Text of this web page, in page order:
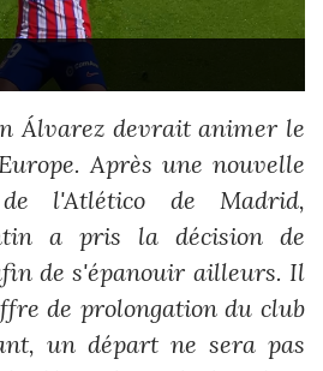
Álvarez devrait animer le
Après une nouvelle
l'Atlético de Madrid,
a pris la décision de
de s'épanouir ailleurs. Il
de prolongation du club
un départ ne sera pas